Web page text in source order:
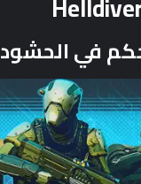
في الحشود